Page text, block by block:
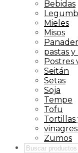
Bebidas
Mieles
Misos
pastas
Postres
Seitán
Setas
Soja
Tempe
Tofu
Tortillas
Zumos
Búsqueda